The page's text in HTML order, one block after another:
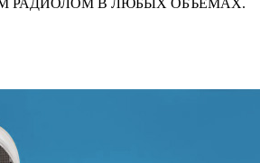
РАДИОЛОМ В ЛЮБЫХ ОБЪЁМАХ.